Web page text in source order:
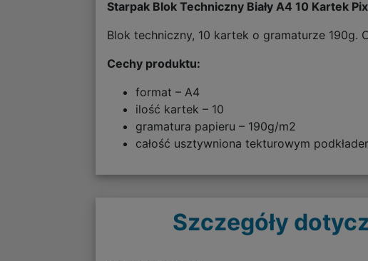
Starpak Blok Techniczny Biały A4 10 Kartek
Blok techniczny, 10 kartek o gramaturze 190g.
Cechy produktu:
format – A4
ilość kartek – 10
gramatura papieru – 190g/m2
całość usztywniona tekturowym
Szczegóły